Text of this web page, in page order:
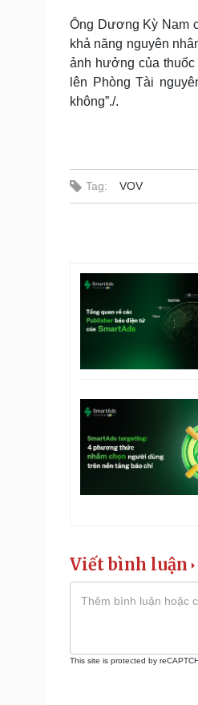
Ông Dương Kỳ Nam
khả năng nguyên
ảnh hưởng của
lên Phòng Tài
không”./.
Tag: VOV
Viết bình luận
This site is protected by